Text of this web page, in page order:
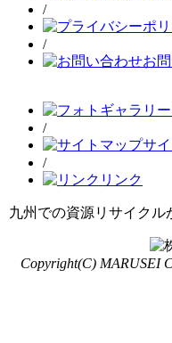
/
/
お
/
サ
/
リンク
九州での資源リサイクル
Copyright(C) MARUSEI